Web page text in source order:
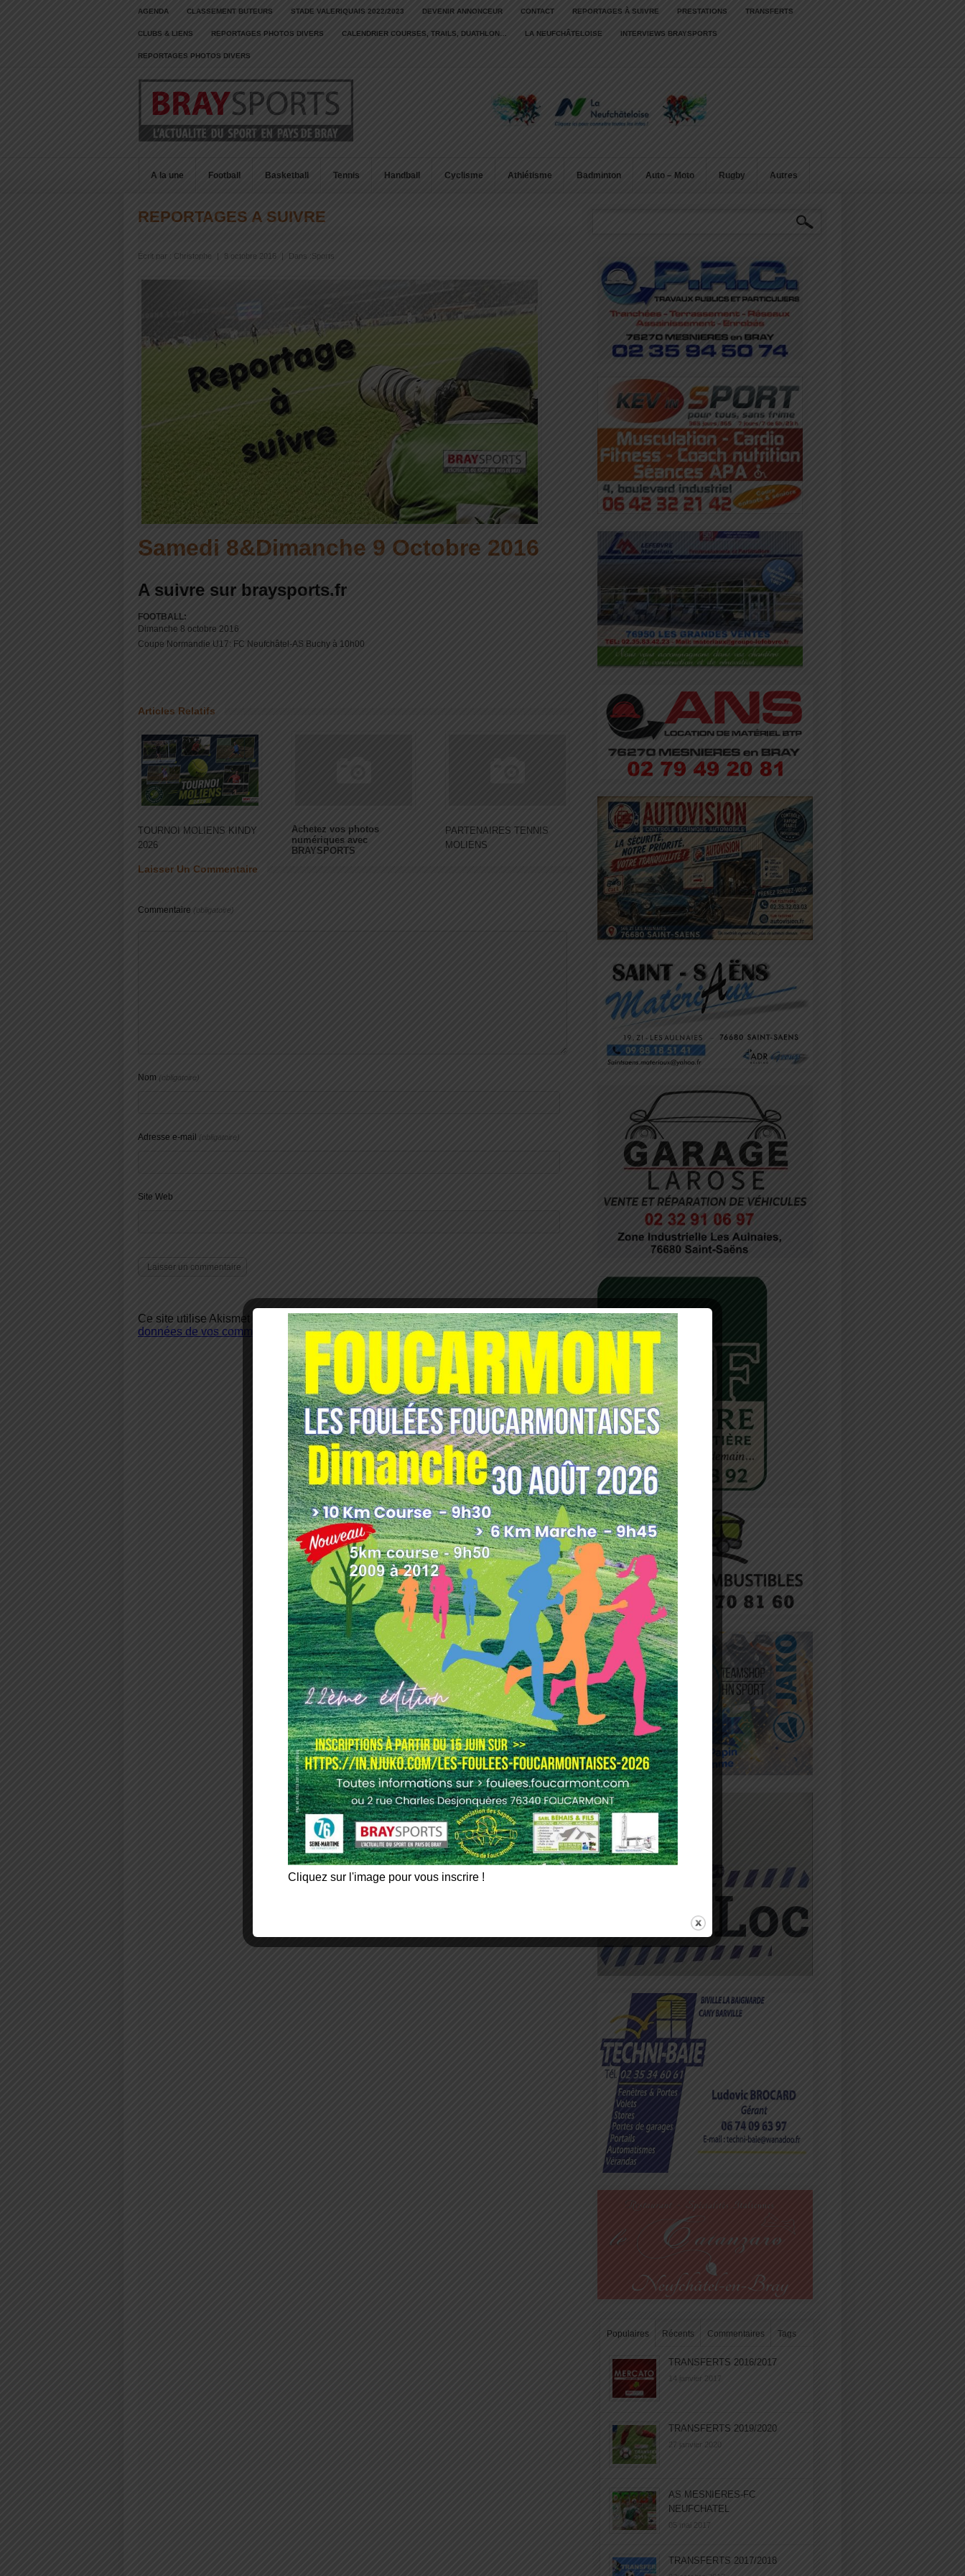
AGENDA CLASSEMENT BUTEURS STADE VALERIQUAIS 2022/2023 DEVENIR ANNONCEUR CONTACT REPORTAGES À SUIVRE PRESTATIONS TRANSFERTS
CLUBS & LIENS REPORTAGES PHOTOS DIVERS CALENDRIER COURSES, TRAILS, DUATHLON… LA NEUFCHÂTELOISE INTERVIEWS BRAYSPORTS
REPORTAGES PHOTOS DIVERS
A la une Football Basketball Tennis Handball Cyclisme Athlétisme Badminton Auto – Moto Rugby Autres
REPORTAGES A SUIVRE
Écrit par : Christophe 8 octobre 2016 Dans : Sports
Samedi 8&Dimanche 9 Octobre 2016
A suivre sur braysports.fr
FOOTBALL:
Dimanche 8 octobre 2016
Coupe Normandie U17: FC Neufchâtel-AS Buchy à 10h00
Articles Relatifs
TOURNOI MOLIENS KINDY
2026
Achetez vos photos
numériques avec
BRAYSPORTS
PARTENAIRES TENNIS
MOLIENS
Laisser Un Commentaire
Commentaire (obligatoire)
Nom (obligatoire)
Adresse e-mail (obligatoire)
Site Web
Ce site utilise Akismet pour réduire les indésirables.En savoir plus sur comment les
données de vos commentaires sont utilisées.
Populaires Récents Commentaires Tags
TRANSFERTS 2016/2017
14 janvier 2017
TRANSFERTS 2019/2020
27 janvier 2020
AS MESNIERES-FC
NEUFCHATEL
05 mai 2017
TRANSFERTS 2017/2018
Cliquez sur l'image pour vous inscrire !